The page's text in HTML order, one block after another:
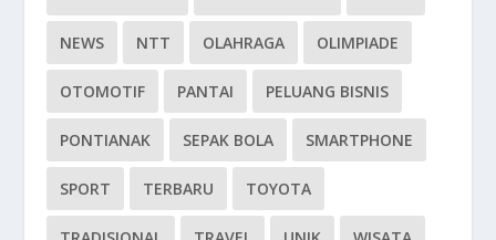
NEWS NTT OLAHRAGA OLIMPIADE
OTOMOTIF PANTAI PELUANG BISNIS
PONTIANAK SEPAK BOLA SMARTPHONE
SPORT TERBARU TOYOTA